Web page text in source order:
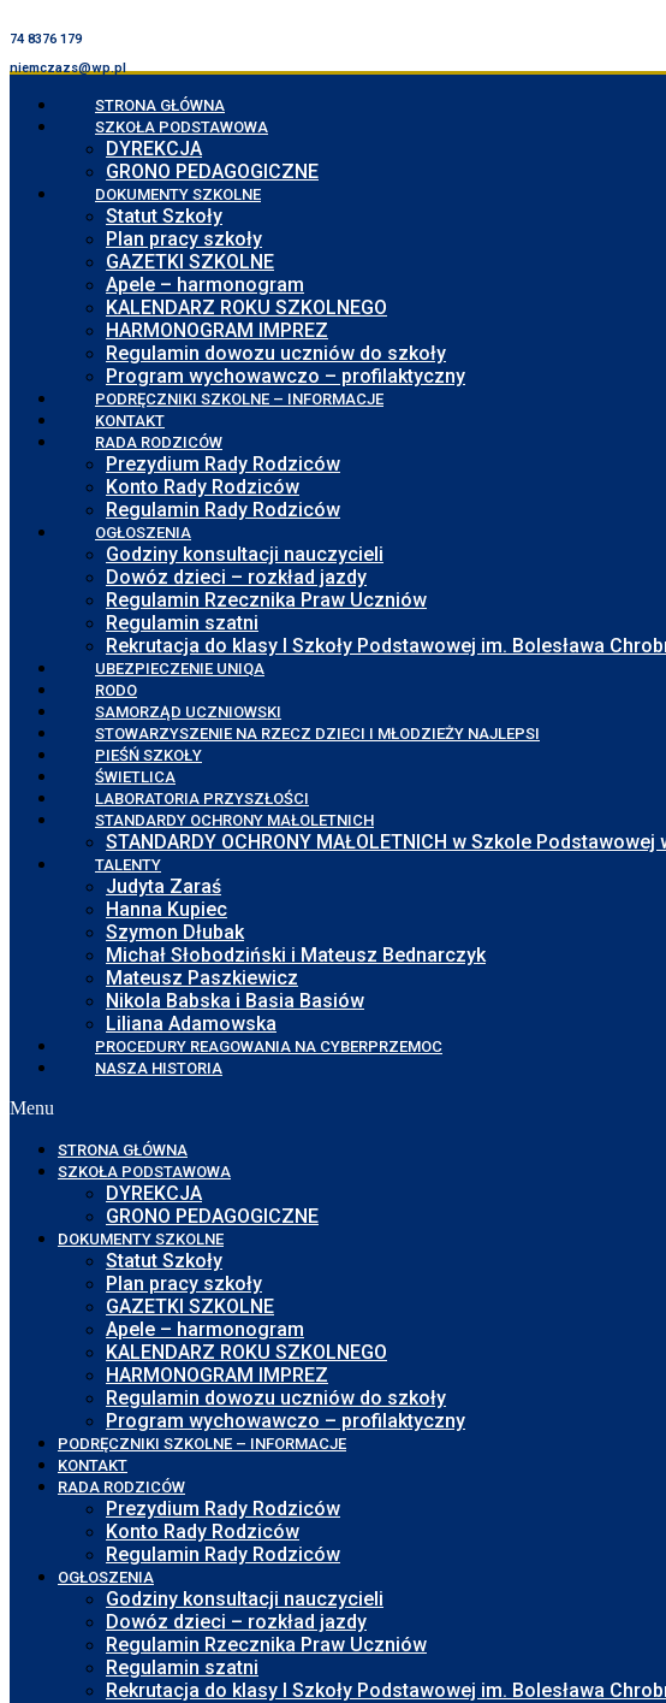
74 8376 179
niemczazs@wp.pl
STRONA GŁÓWNA
SZKOŁA PODSTAWOWA
DYREKCJA
GRONO PEDAGOGICZNE
DOKUMENTY SZKOLNE
Statut Szkoły
Plan pracy szkoły
GAZETKI SZKOLNE
Apele – harmonogram
KALENDARZ ROKU SZKOLNEGO
HARMONOGRAM IMPREZ
Regulamin dowozu uczniów do szkoły
Program wychowawczo – profilaktyczny
PODRĘCZNIKI SZKOLNE – INFORMACJE
KONTAKT
RADA RODZICÓW
Prezydium Rady Rodziców
Konto Rady Rodziców
Regulamin Rady Rodziców
OGŁOSZENIA
Godziny konsultacji nauczycieli
Dowóz dzieci – rozkład jazdy
Regulamin Rzecznika Praw Uczniów
Regulamin szatni
Rekrutacja do klasy I Szkoły Podstawowej im. Bolesława
UBEZPIECZENIE UNIQA
RODO
SAMORZĄD UCZNIOWSKI
STOWARZYSZENIE NA RZECZ DZIECI I MŁODZIEŻY NAJLEPSI
PIEŚŃ SZKOŁY
ŚWIETLICA
LABORATORIA PRZYSZŁOŚCI
STANDARDY OCHRONY MAŁOLETNICH
STANDARDY OCHRONY MAŁOLETNICH w Szkole
TALENTY
Judyta Zaraś
Hanna Kupiec
Szymon Dłubak
Michał Słobodziński i Mateusz Bednarczyk
Mateusz Paszkiewicz
Nikola Babska i Basia Basiów
Liliana Adamowska
PROCEDURY REAGOWANIA NA CYBERPRZEMOC
NASZA HISTORIA
Menu
STRONA GŁÓWNA
SZKOŁA PODSTAWOWA
DYREKCJA
GRONO PEDAGOGICZNE
DOKUMENTY SZKOLNE
Statut Szkoły
Plan pracy szkoły
GAZETKI SZKOLNE
Apele – harmonogram
KALENDARZ ROKU SZKOLNEGO
HARMONOGRAM IMPREZ
Regulamin dowozu uczniów do szkoły
Program wychowawczo – profilaktyczny
PODRĘCZNIKI SZKOLNE – INFORMACJE
KONTAKT
RADA RODZICÓW
Prezydium Rady Rodziców
Konto Rady Rodziców
Regulamin Rady Rodziców
OGŁOSZENIA
Godziny konsultacji nauczycieli
Dowóz dzieci – rozkład jazdy
Regulamin Rzecznika Praw Uczniów
Regulamin szatni
Rekrutacja do klasy I Szkoły Podstawowej im. Bolesława